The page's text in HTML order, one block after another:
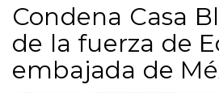
Condena Casa
de la fuerza de
embajada de